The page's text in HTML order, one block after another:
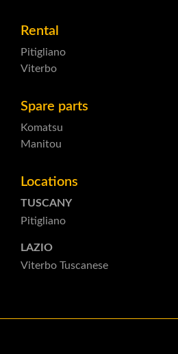
Rental
Pitigliano
Viterbo
Spare parts
Komatsu
Manitou
Locations
TUSCANY
Pitigliano
LAZIO
Viterbo Tuscanese